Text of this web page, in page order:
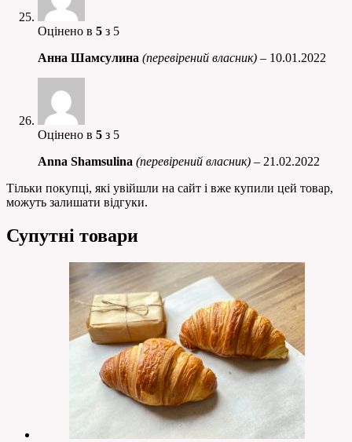
Оцінено в 5 з 5
Анна Шамсулина (перевірений власник) – 10.01.2022
Оцінено в 5 з 5
Anna Shamsulina (перевірений власник) – 21.02.2022
Тільки покупці, які увійшли на сайт і вже купили цей товар,
можуть залишати відгуки.
Супутні товари